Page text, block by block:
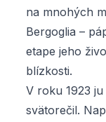
na mnohých
Bergoglia –
etape jeho
blízkosti.
V roku 1923
svätorečil.